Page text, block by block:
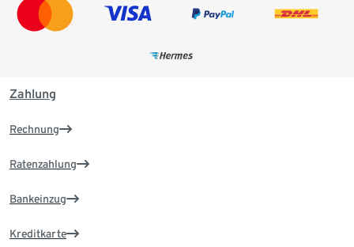
Zahlung
Rechnung
Ratenzahlung
Bankeinzug
Kreditkarte